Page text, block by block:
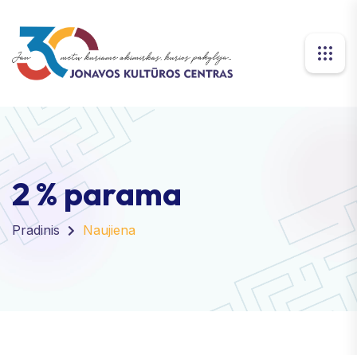
2 % parama
Pradinis Naujiena